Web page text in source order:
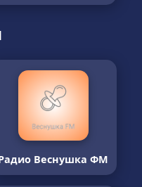
Веснушка ФМ